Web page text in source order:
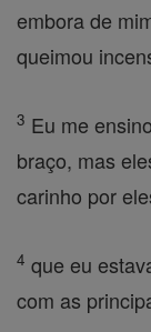
embora de
queimou
3 Eu me
braço, mas
carinho por
4 que eu
com as